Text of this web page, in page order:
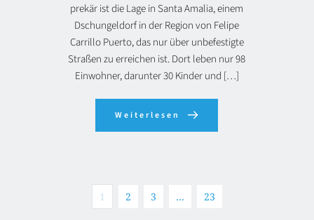
prekär ist die Lage in Santa Amalia, einem
Dschungeldorf in der Region von Felipe
Carrillo Puerto, das nur über unbefestigte
Straßen zu erreichen ist. Dort leben nur 98
Einwohner, darunter 30 Kinder und […]
Weiterlesen
1 2 3 … 23